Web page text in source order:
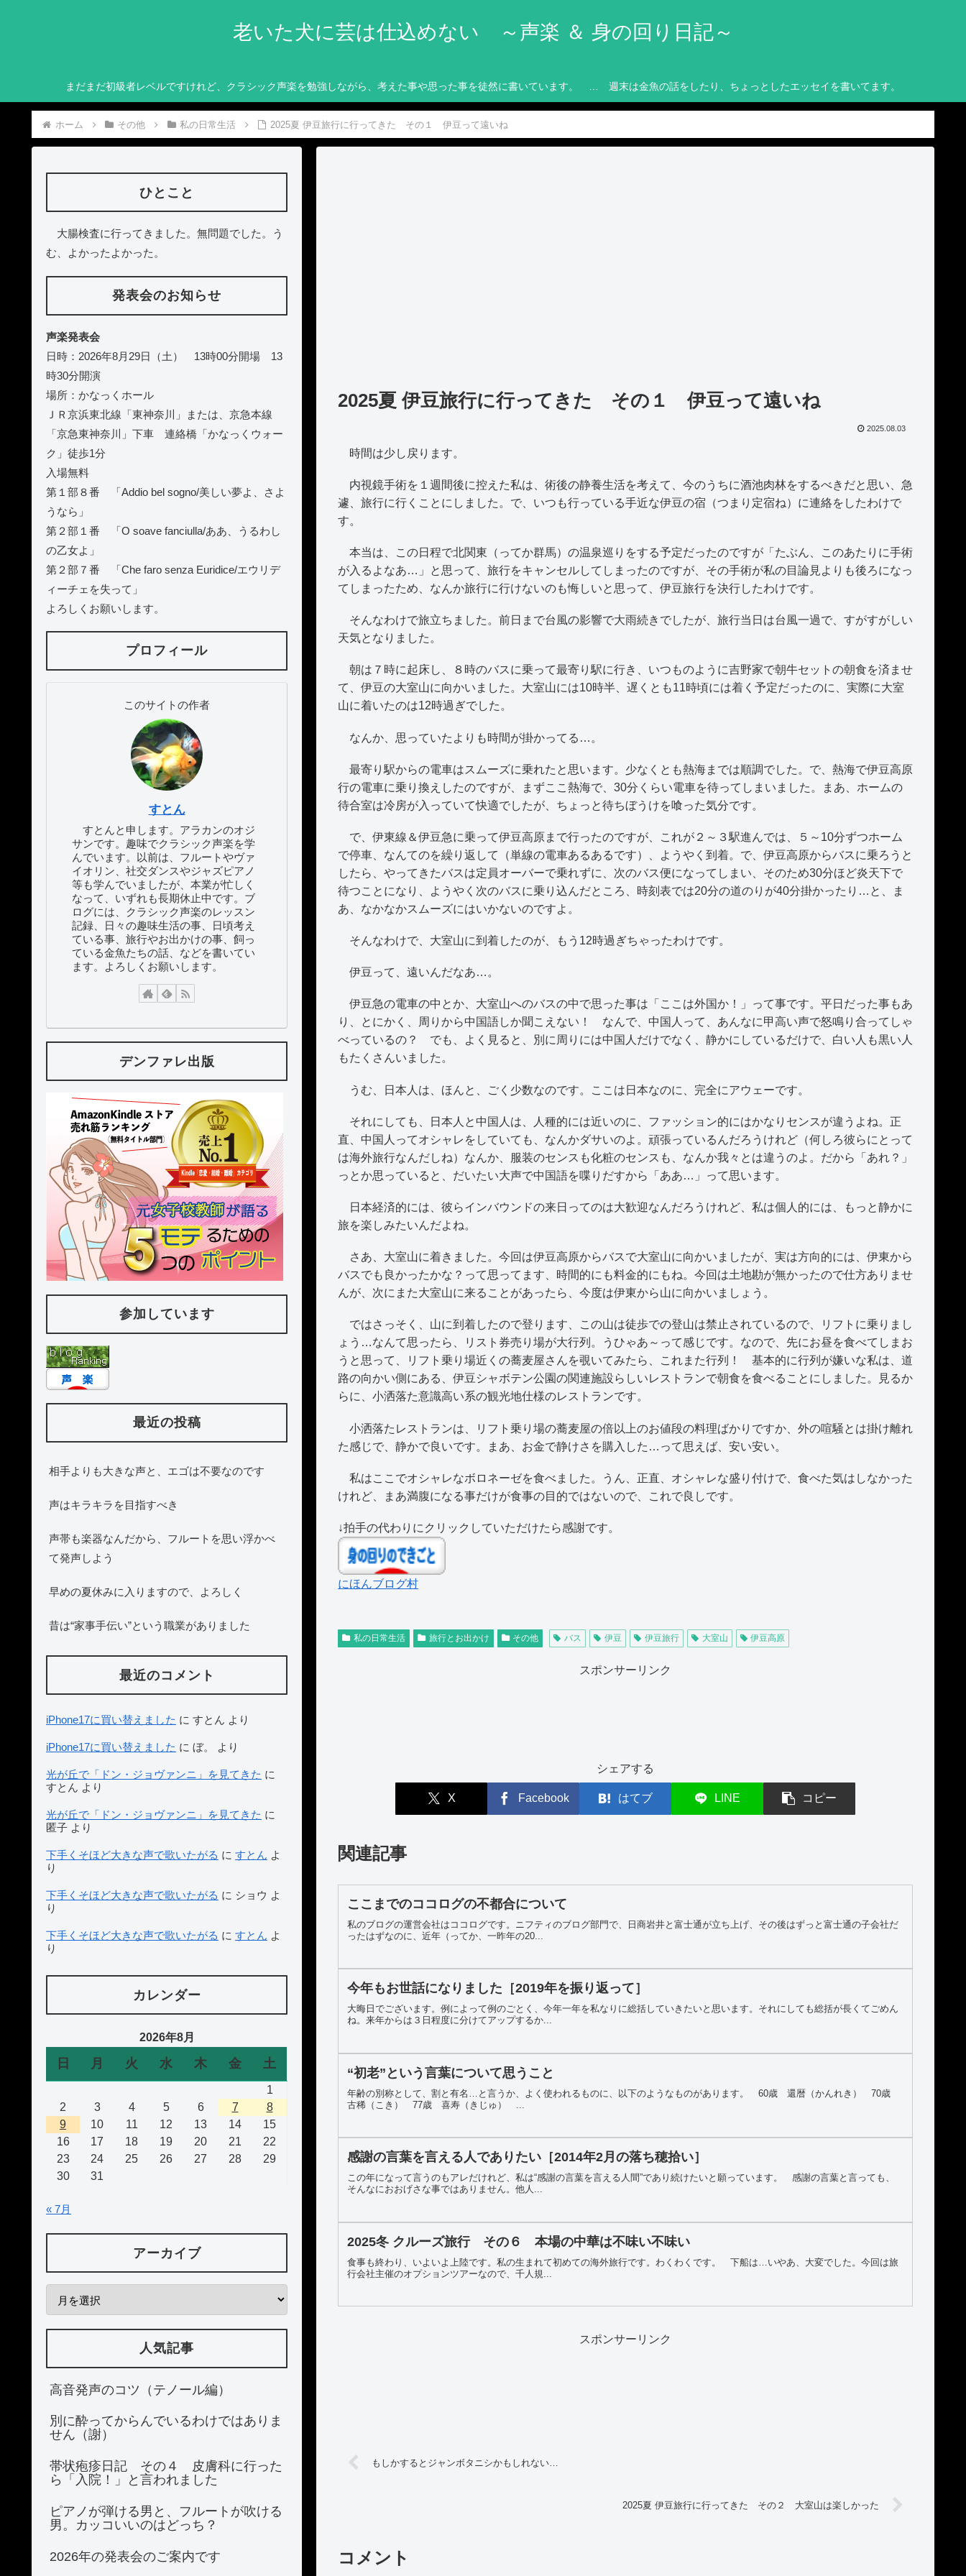
老いた犬に芸は仕込めない ～声楽 ＆ 身の回り日記～
まだまだ初級者レベルですけれど、クラシック声楽を勉強しながら、考えた事や思った事を徒然に書いています。 … 週末は金魚の話をしたり、ちょっとしたエッセイを書いてます。
ホーム その他 私の日常生活 2025夏 伊豆旅行に行ってきた その１ 伊豆って遠いね
2025夏 伊豆旅行に行ってきた その１ 伊豆って遠いね
2025.08.03
時間は少し戻ります。
内視鏡手術を１週間後に控えた私は、術後の静養生活を考えて、今のうちに酒池肉林をするべきだと思い、急
遽、旅行に行くことにしました。で、いつも行っている手近な伊豆の宿（つまり定宿ね）に連絡をしたわけで
す。
本当は、この日程で北関東（ってか群馬）の温泉巡りをする予定だったのですが「たぶん、このあたりに手術
が入るよなあ…」と思って、旅行をキャンセルしてしまったのですが、その手術が私の目論見よりも後ろになっ
てしまったため、なんか旅行に行けないのも悔しいと思って、伊豆旅行を決行したわけです。
そんなわけで旅立ちました。前日まで台風の影響で大雨続きでしたが、旅行当日は台風一過で、すがすがしい
天気となりました。
朝は７時に起床し、８時のバスに乗って最寄り駅に行き、いつものように吉野家で朝牛セットの朝食を済ませ
て、伊豆の大室山に向かいました。大室山には10時半、遅くとも11時頃には着く予定だったのに、実際に大室
山に着いたのは12時過ぎでした。
なんか、思っていたよりも時間が掛かってる…。
最寄り駅からの電車はスムーズに乗れたと思います。少なくとも熱海までは順調でした。で、熱海で伊豆高原
行の電車に乗り換えしたのですが、まずここ熱海で、30分くらい電車を待ってしまいました。まあ、ホームの
待合室は冷房が入っていて快適でしたが、ちょっと待ちぼうけを喰った気分です。
で、伊東線＆伊豆急に乗って伊豆高原まで行ったのですが、これが２～３駅進んでは、５～10分ずつホーム
で停車、なんてのを繰り返して（単線の電車あるあるです）、ようやく到着。で、伊豆高原からバスに乗ろうと
したら、やってきたバスは定員オーバーで乗れずに、次のバス便になってしまい、そのため30分ほど炎天下で
待つことになり、ようやく次のバスに乗り込んだところ、時刻表では20分の道のりが40分掛かったり…と、ま
あ、なかなかスムーズにはいかないのですよ。
そんなわけで、大室山に到着したのが、もう12時過ぎちゃったわけです。
伊豆って、遠いんだなあ…。
伊豆急の電車の中とか、大室山へのバスの中で思った事は「ここは外国か！」って事です。平日だった事もあ
り、とにかく、周りから中国語しか聞こえない！ なんで、中国人って、あんなに甲高い声で怒鳴り合ってしゃ
べっているの？ でも、よく見ると、別に周りには中国人だけでなく、静かにしているだけで、白い人も黒い人
もたくさんいました。
うむ、日本人は、ほんと、ごく少数なのです。ここは日本なのに、完全にアウェーです。
それにしても、日本人と中国人は、人種的には近いのに、ファッション的にはかなりセンスが違うよね。正
直、中国人ってオシャレをしていても、なんかダサいのよ。頑張っているんだろうけれど（何しろ彼らにとって
は海外旅行なんだしね）なんか、服装のセンスも化粧のセンスも、なんか我々とは違うのよ。だから「あれ？」
っとか思っていると、だいたい大声で中国語を喋りだすから「ああ…」って思います。
日本経済的には、彼らインバウンドの来日ってのは大歓迎なんだろうけれど、私は個人的には、もっと静かに
旅を楽しみたいんだよね。
さあ、大室山に着きました。今回は伊豆高原からバスで大室山に向かいましたが、実は方向的には、伊東から
バスでも良かったかな？って思ってます、時間的にも料金的にもね。今回は土地勘が無かったので仕方ありませ
んが、次にまた大室山に来ることがあったら、今度は伊東から山に向かいましょう。
ではさっそく、山に到着したので登ります、この山は徒歩での登山は禁止されているので、リフトに乗りまし
ょう…なんて思ったら、リスト券売り場が大行列。うひゃあ～って感じです。なので、先にお昼を食べてしまお
うと思って、リフト乗り場近くの蕎麦屋さんを覗いてみたら、これまた行列！ 基本的に行列が嫌いな私は、道
路の向かい側にある、伊豆シャボテン公園の関連施設らしいレストランで朝食を食べることにしました。見るか
らに、小洒落た意識高い系の観光地仕様のレストランです。
小洒落たレストランは、リフト乗り場の蕎麦屋の倍以上のお値段の料理ばかりですか、外の喧騒とは掛け離れ
た感じで、静かで良いです。まあ、お金で静けさを購入した…って思えば、安い安い。
私はここでオシャレなボロネーゼを食べました。うん、正直、オシャレな盛り付けで、食べた気はしなかった
けれど、まあ満腹になる事だけが食事の目的ではないので、これで良しです。
↓拍手の代わりにクリックしていただけたら感謝です。
にほんブログ村
私の日常生活 旅行とお出かけ その他 バス 伊豆 伊豆旅行 大室山 伊豆高原
スポンサーリンク
シェアする
X Facebook はてブ LINE コピー
関連記事
ここまでのココログの不都合について
私のブログの運営会社はココログです。ニフティのブログ部門で、日商岩井と富士通が立ち上げ、その後はずっと富士通の子会社だ
ったはずなのに、近年（ってか、一昨年の20...
今年もお世話になりました［2019年を振り返って］
大晦日でございます。例によって例のごとく、今年一年を私なりに総括していきたいと思います。それにしても総括が長くてごめん
ね。来年からは３日程度に分けてアップするか...
“初老”という言葉について思うこと
年齢の別称として、割と有名…と言うか、よく使われるものに、以下のようなものがあります。 60歳 還暦（かんれき） 70歳
古稀（こき） 77歳 喜寿（きじゅ） ...
感謝の言葉を言える人でありたい［2014年2月の落ち穂拾い］
この年になって言うのもアレだけれど、私は“感謝の言葉を言える人間”であり続けたいと願っています。 感謝の言葉と言っても、
そんなにおおげさな事ではありません。他人...
2025冬 クルーズ旅行 その６ 本場の中華は不味い不味い
食事も終わり、いよいよ上陸です。私の生まれて初めての海外旅行です。わくわくです。 下船は…いやあ、大変でした。今回は旅
行会社主催のオプションツアーなので、千人規...
スポンサーリンク
もしかするとジャンボタニシかもしれない…
2025夏 伊豆旅行に行ってきた その２ 大室山は楽しかった
コメント
ひとこと
大腸検査に行ってきました。無問題でした。う
む、よかったよかった。
発表会のお知らせ
声楽発表会
日時：2026年8月29日（土） 13時00分開場 13
時30分開演
場所：かなっくホール
ＪＲ京浜東北線「東神奈川」または、京急本線
「京急東神奈川」下車 連絡橋「かなっくウォー
ク」徒歩1分
入場無料
第１部８番 「Addio bel sogno/美しい夢よ、さよ
うなら」
第２部１番 「O soave fanciulla/ああ、うるわし
の乙女よ」
第２部７番 「Che faro senza Euridice/エウリデ
ィーチェを失って」
よろしくお願いします。
プロフィール
このサイトの作者
すとん
すとんと申します。アラカンのオジ
サンです。趣味でクラシック声楽を学
んでいます。以前は、フルートやヴァ
イオリン、社交ダンスやジャズピアノ
等も学んでいましたが、本業が忙しく
なって、いずれも長期休止中です。ブ
ログには、クラシック声楽のレッスン
記録、日々の趣味生活の事、日頃考え
ている事、旅行やお出かけの事、飼っ
ている金魚たちの話、などを書いてい
ます。よろしくお願いします。
デンファレ出版
参加しています
最近の投稿
相手よりも大きな声と、エゴは不要なのです
声はキラキラを目指すべき
声帯も楽器なんだから、フルートを思い浮かべ
て発声しよう
早めの夏休みに入りますので、よろしく
昔は“家事手伝い”という職業がありました
最近のコメント
iPhone17に買い替えました に すとん より
iPhone17に買い替えました に ぼ。 より
光が丘で「ドン・ジョヴァンニ」を見てきた に
すとん より
光が丘で「ドン・ジョヴァンニ」を見てきた に
匿子 より
下手くそほど大きな声で歌いたがる に すとん よ
り
下手くそほど大きな声で歌いたがる に ショウ よ
り
下手くそほど大きな声で歌いたがる に すとん よ
り
カレンダー
2026年8月
日 月 火 水 木 金 土
1
2
3 4 5 6 7
8
9
10 11 12 13 14
15
16
17 18 19 20 21
22
23
24 25 26 27 28
29
30
31
« 7月
アーカイブ
人気記事
高音発声のコツ（テノール編）
別に酔ってからんでいるわけではありま
せん（謝）
帯状疱疹日記 その４ 皮膚科に行った
ら「入院！」と言われました
ピアノが弾ける男と、フルートが吹ける
男。カッコいいのはどっち？
2026年の発表会のご案内です